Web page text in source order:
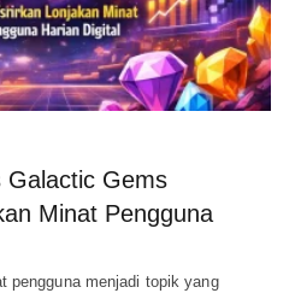
Galactic Gems
Minat Pengguna
pengguna menjadi topik yang